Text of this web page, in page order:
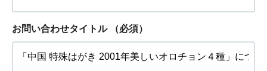
お問い合わせタイトル （必須）